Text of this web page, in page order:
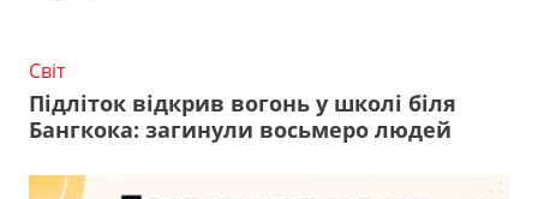
Світ
Підліток відкрив вогонь у школі біля
Бангкока: загинули восьмеро людей